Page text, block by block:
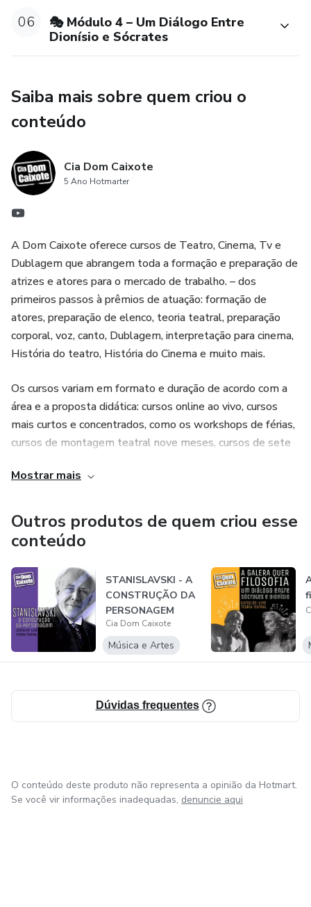
06
🎭 Módulo 4 – Um Diálogo Entre
Dionísio e Sócrates
Saiba mais sobre quem criou o
conteúdo
Cia Dom Caixote
5 Ano Hotmarter
A Dom Caixote oferece cursos de Teatro, Cinema, Tv e
Dublagem que abrangem toda a formação e preparação de
atrizes e atores para o mercado de trabalho. – dos
primeiros passos à prêmios de atuação: formação de
atores, preparação de elenco, teoria teatral, preparação
corporal, voz, canto, Dublagem, interpretação para cinema,
História do teatro, História do Cinema e muito mais.
Os cursos variam em formato e duração de acordo com a
área e a proposta didática: cursos online ao vivo, cursos
mais curtos e concentrados, como os workshops de férias,
cursos de montagem teatral nove meses, cursos de sete
cursos anuais de formação livre e os cursos Técnicos. Um
ano na cidade de São Paulo e on-line pra todo o mundo.
As didáticas, autorais e inovadoras, combinam teoria
fundamental com prática intensiva. O corpo docente é
composto por professores realizadores. Todos os anos e o
ano inteiro a Cia Dom Caixote realiza uma série de eventos
abertos ao público.
Mostrar mais
Outros produtos de quem criou esse
conteúdo
STANISLAVSKI - A
CONSTRUÇÃO DA
PERSONAGEM
Cia Dom Caixote
Música e Artes
Dúvidas frequentes
O conteúdo deste produto não representa a opinião da Hotmart.
Se você vir informações inadequadas, denuncie aqui